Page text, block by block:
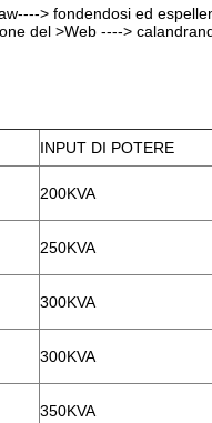
> fondendosi ed
del >Web ---->
INPUT DI POTERE
200KVA
250KVA
300KVA
300KVA
350KVA